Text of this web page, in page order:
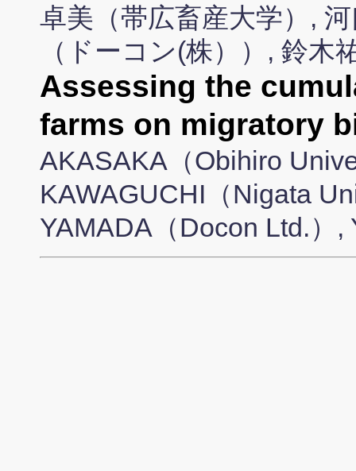
卓美（帯広畜産大学）,
（ドーコン(株））, 鈴木
Assessing the
farms on migratory
AKASAKA（Obihiro
KAWAGUCHI（Nigata
YAMADA（Docon Ltd.）